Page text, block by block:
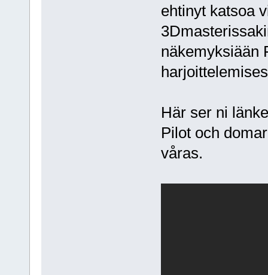
ehtinyt katsoa
näkemyksiään
Här ser ni
Pilot och
våras.